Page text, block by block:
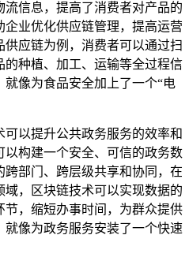
信息，提高了消费者对产品的
业优化供应链管理，提高运营
应链为例，消费者可以通过扫
种植、加工、运输等全过程信
像为食品安全加上了一个“电
以提升公共政务服务的效率和
构建一个安全、可信的政务数
部门、跨层级共享和协同，在
，区块链技术可以实现数据的
，缩短办事时间，为群众提供
就像为政务服务安装了一个快速